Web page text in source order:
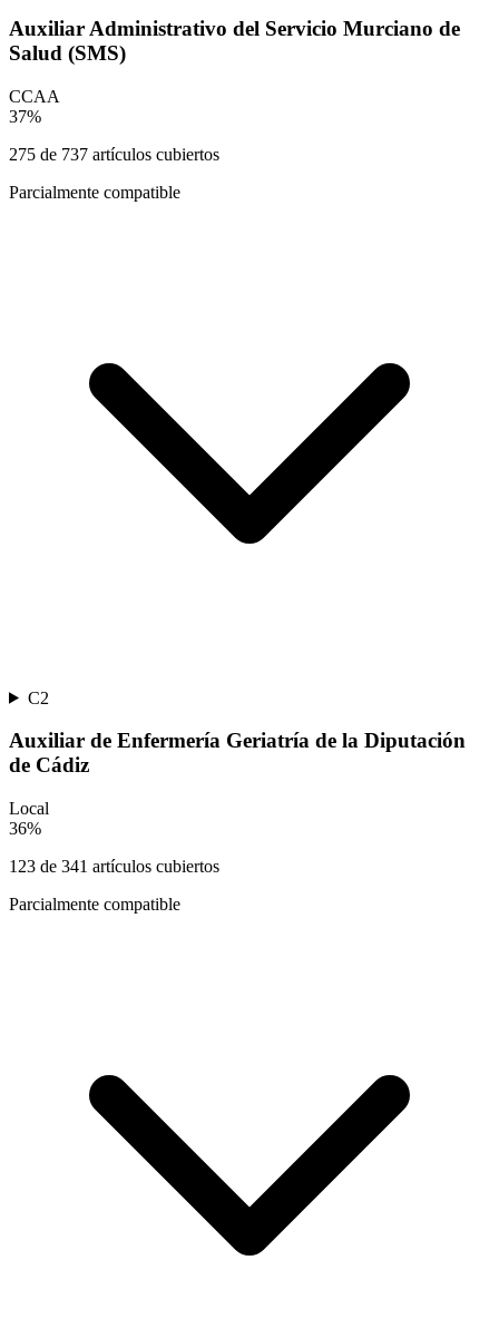
Auxiliar Administrativo del Servicio Murciano de
Salud (SMS)
CCAA
37%
275 de 737 artículos cubiertos
Parcialmente compatible
C2
Auxiliar de Enfermería Geriatría de la Diputación
de Cádiz
Local
36%
123 de 341 artículos cubiertos
Parcialmente compatible